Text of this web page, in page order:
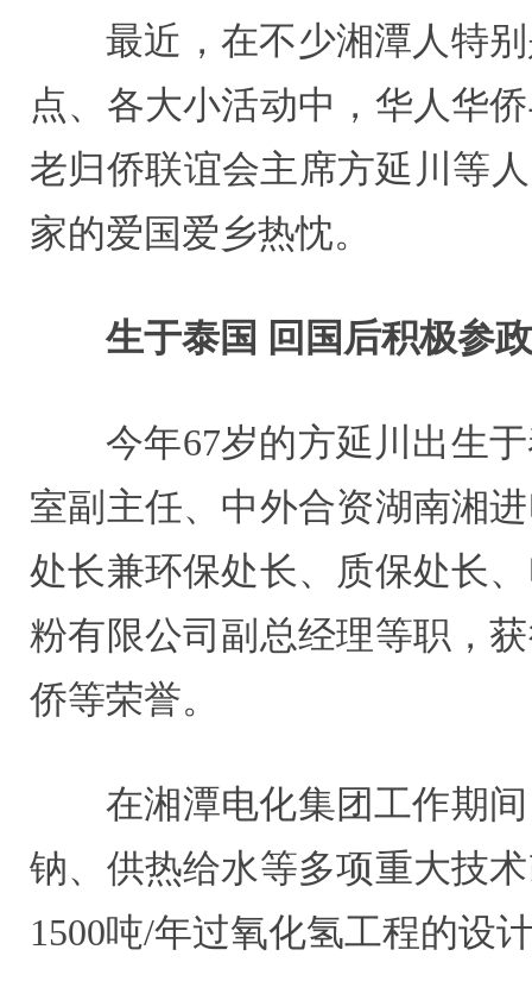
最近，在不少湘潭人特
点、各大小活动中，华人华
老归侨联谊会主席方延川等
家的爱国爱乡热忱。
生于泰国 回国后积极参
今年67岁的方延川出生
室副主任、中外合资湖南湘
处长兼环保处长、质保处长
粉有限公司副总经理等职，
侨等荣誉。
在湘潭电化集团工作期
钠、供热给水等多项重大技
1500吨/年过氧化氢工程的设